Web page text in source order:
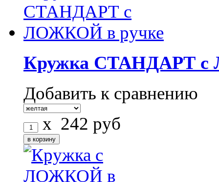
Кружка СТАНДАРТ
Добавить к сравнению
x 242 руб